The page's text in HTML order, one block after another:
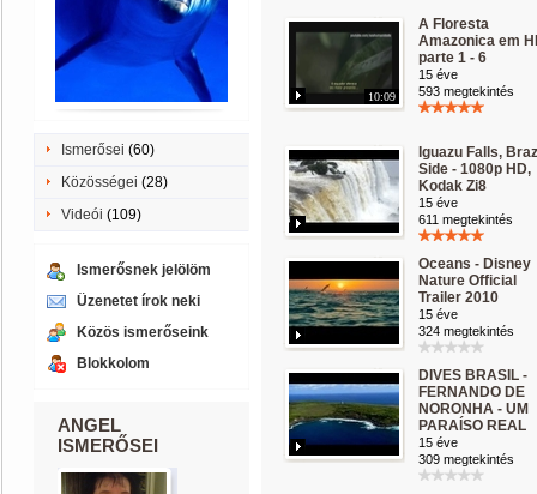
Ismerősei (60)
Közösségei (28)
Videói (109)
Ismerősnek jelölöm
Üzenetet írok neki
Közös ismerőseink
Blokkolom
ANGEL
ISMERŐSEI
10:09
A Floresta
Amazonica em
parte 1 - 6
15 éve
593 megtekintés
Iguazu Falls,
Side - 1080p HD,
Kodak Zi8
15 éve
611 megtekintés
Oceans - Disney
Nature Official
Trailer 2010
15 éve
324 megtekintés
DIVES BRASIL -
FERNANDO DE
NORONHA - UM
PARAÍSO REAL
15 éve
309 megtekintés